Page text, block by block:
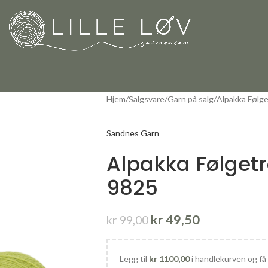
Hjem Salgsvare Garn på salg Alpakka
Sandnes Garn
Alpakka
9825
kr99,00 kr49,50
Legg til kr1100,00i handlekurven og